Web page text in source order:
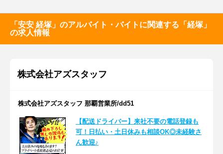
「安安 経塚」のアルバイト・バイトに関連する「経塚」
の求人情報
株式会社アズスタッフ
株式会社アズスタッフ 那覇営業所/dd51
【配送ドライバー】来社不要の電話登録も
可！日払い・土日休みも相談OK◎未経験さ
ん歓迎♪